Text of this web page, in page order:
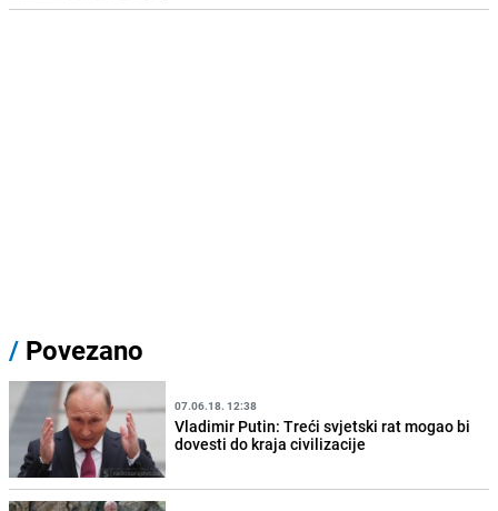
/ Povezano
07.06.18. 12:38
Vladimir Putin: Treći svjetski rat mogao bi
dovesti do kraja civilizacije